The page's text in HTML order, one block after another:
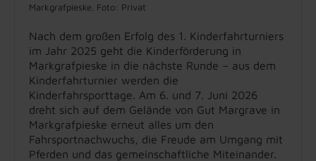
Markgrafpieske. Foto: Privat
Nach dem großen Erfolg des 1. Kinderfahrturniers
im Jahr 2025 geht die Kinderförderung in
Markgrafpieske in die nächste Runde – aus dem
Kinderfahrturnier werden die
Kinderfahrsporttage. Am 6. und 7. Juni 2026
dreht sich auf dem Gelände von Gut Margrave in
Markgrafpieske erneut alles um den
Fahrsportnachwuchs, die Freude am Umgang mit
Pferden und das gemeinschaftliche Miteinander.